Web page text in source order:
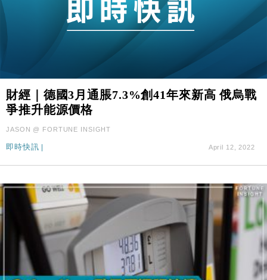
財經｜德國3月通脹7.3%創41年來新高 俄烏戰
爭推升能源價格
JASON @ FORTUNE INSIGHT
即時快訊 | April 12, 2022